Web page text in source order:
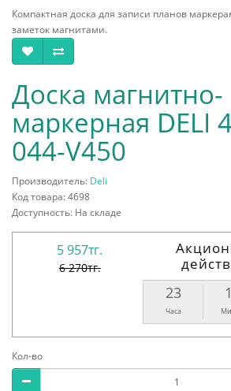
Компактная доска для записи планов
заметок магнитами.
Доска магнитно-
маркерная DELI
044-V450
Производитель: Deli
Код товара: 4698
Доступность: На складе
5 957тг.
6 270тг.
23
Часа
Кол-во